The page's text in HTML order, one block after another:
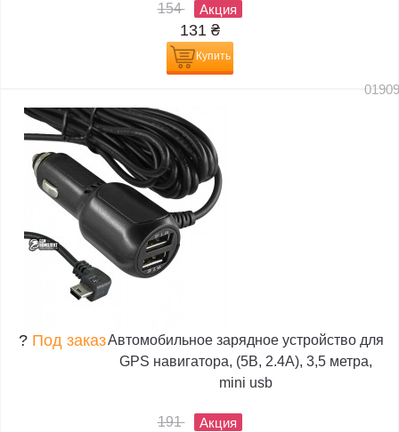
154 Акция
131 ₴
Купить
? Под заказАвтомобильное зарядное устройство для
GPS навигатора, (5В, 2.4А), 3,5 метра,
mini usb
191 Акция